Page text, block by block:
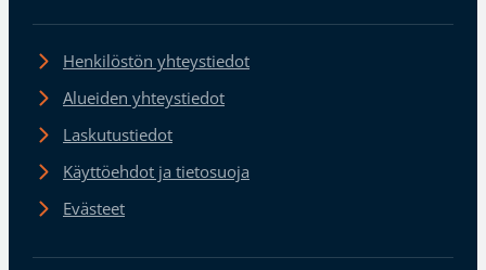
Henkilöstön yhteystiedot
Alueiden yhteystiedot
Laskutustiedot
Käyttöehdot ja tietosuoja
Evästeet